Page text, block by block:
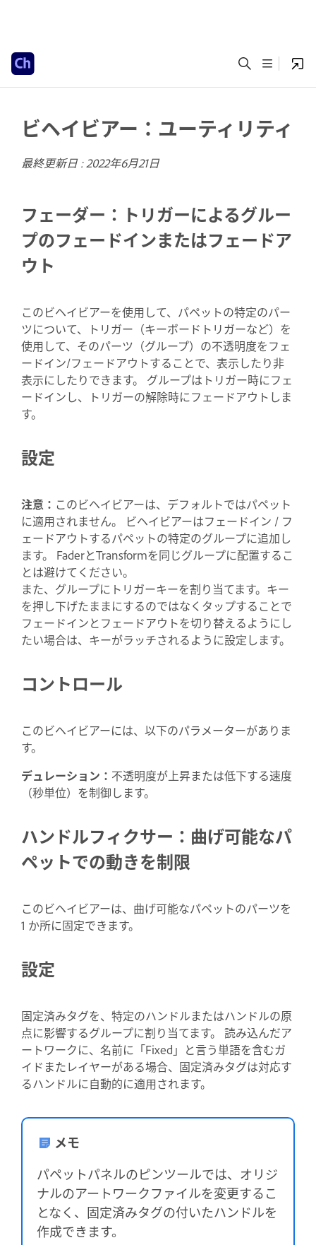
ビヘイビアー：ユーティリティ
最終更新日 :2022年6月21日
フェーダー：トリガーによるグルー
プのフェードインまたはフェードア
ウト
このビヘイビアーを使用して、パペットの特定のパー
ツについて、トリガー（キーボードトリガーなど）を
使用して、そのパーツ（グループ）の不透明度をフェ
ードイン/フェードアウトすることで、表示したり非
表示にしたりできます。 グループはトリガー時にフェ
ードインし、トリガーの解除時にフェードアウトしま
す。
設定
注意： このビヘイビアーは、デフォルトではパペット
に適用されません。 ビヘイビアーはフェードイン / フ
ェードアウトするパペットの特定のグループに追加し
ます。 FaderとTransformを同じグループに配置するこ
とは避けてください。
また、グループにトリガーキーを割り当てます。キー
を押し下げたままにするのではなくタップすることで
フェードインとフェードアウトを切り替えるようにし
たい場合は、キーがラッチされるように設定します。
コントロール
このビヘイビアーには、以下のパラメーターがありま
す。
デュレーション： 不透明度が上昇または低下する速度
（秒単位）を制御します。
ハンドルフィクサー：曲げ可能なパ
ペットでの動きを制限
このビヘイビアーは、曲げ可能なパペットのパーツを
1 か所に固定できます。
設定
固定済みタグを、特定のハンドルまたはハンドルの原
点に影響するグループに割り当てます。 読み込んだア
ートワークに、名前に「Fixed」と言う単語を含むガ
イドまたレイヤーがある場合、固定済みタグは対応す
るハンドルに自動的に適用されます。
メモ
パペットパネルのピンツールでは、オリジ
ナルのアートワークファイルを変更するこ
となく、固定済みタグの付いたハンドルを
作成できます。